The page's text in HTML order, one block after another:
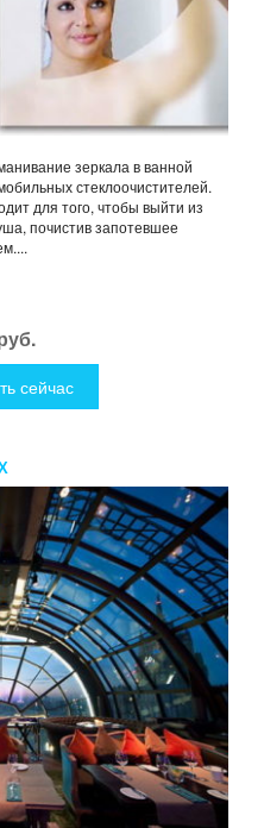
зеркала в ванной
стеклоочистителей.
для того, чтобы выйти из
почистив запотевшее
сейчас